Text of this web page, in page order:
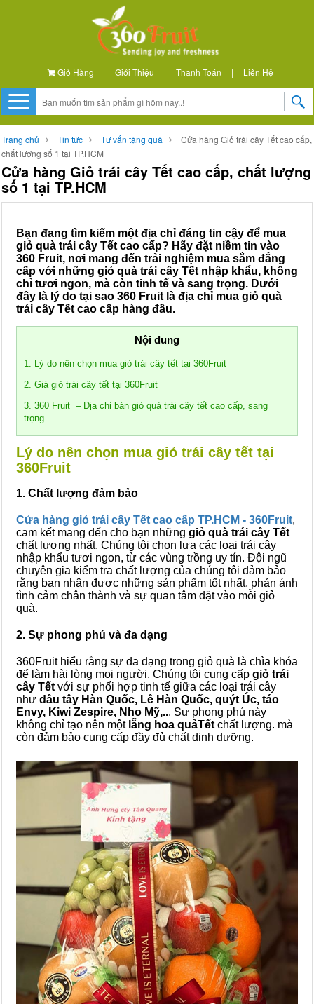
Giỏ Hàng | Giới Thiệu | Thanh Toán | Liên Hệ
Trang chủ Tin tức Tư vấn tặng quà
Cửa hàng Giỏ trái cây Tết cao cấp,
chất lượng số 1 tại TP.HCM
Cửa hàng Giỏ trái cây Tết cao cấp, chất lượng
số 1 tại TP.HCM
Bạn đang tìm kiếm một địa chỉ đáng tin cậy để mua
giỏ quà trái cây Tết cao cấp? Hãy đặt niềm tin vào
360 Fruit, nơi mang đến trải nghiệm mua sắm đẳng
cấp với những giỏ quà trái cây Tết nhập khẩu, không
chỉ tươi ngon, mà còn tinh tế và sang trọng. Dưới
đây là lý do tại sao 360 Fruit là địa chỉ mua giỏ quà
trái cây Tết cao cấp hàng đầu.
Nội dung
1. Lý do nên chọn mua giỏ trái cây tết tại 360Fruit
2. Giá giỏ trái cây tết tại 360Fruit
3. 360 Fruit – Địa chỉ bán giỏ quà trái cây tết cao cấp, sang
trọng
Lý do nên chọn mua giỏ trái cây tết tại
360Fruit
1. Chất lượng đảm bảo
Cửa hàng giỏ trái cây Tết cao cấp TP.HCM - 360Fruit,
cam kết mang đến cho bạn những giỏ quà trái cây Tết
chất lượng nhất. Chúng tôi chọn lựa các loại trái cây
nhập khẩu tươi ngon, từ các vùng trồng uy tín. Đội ngũ
chuyên gia kiểm tra chất lượng của chúng tôi đảm bảo
rằng bạn nhận được những sản phẩm tốt nhất, phản ánh
tình cảm chân thành và sự quan tâm đặt vào mỗi giỏ
quà.
2. Sự phong phú và đa dạng
360Fruit hiểu rằng sự đa dạng trong giỏ quà là chìa khóa
để làm hài lòng mọi người. Chúng tôi cung cấp giỏ trái
cây Tết với sự phối hợp tinh tế giữa các loại trái cây
như dâu tây Hàn Quốc, Lê Hàn Quốc, quýt Úc, táo
Envy, Kiwi Zespire, Nho Mỹ,... Sự phong phú này
không chỉ tạo nên một lẵng hoa quảTết chất lượng. mà
còn đảm bảo cung cấp đầy đủ chất dinh dưỡng.